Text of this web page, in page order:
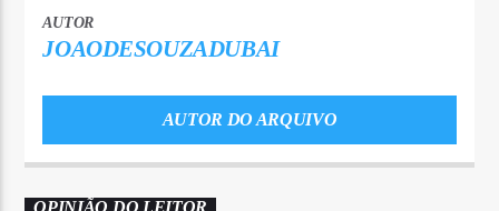
AUTOR
JOAODESOUZADUBAI
AUTOR DO ARQUIVO